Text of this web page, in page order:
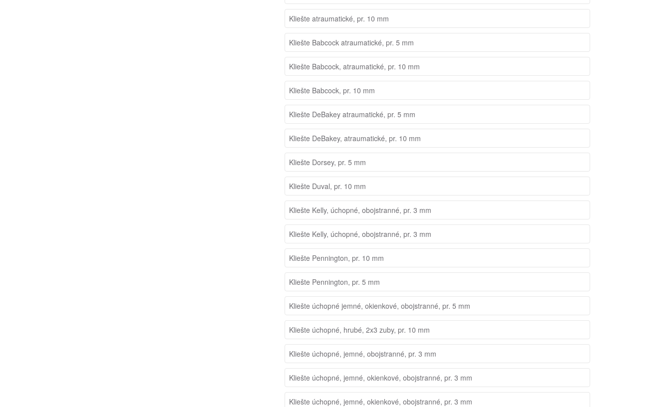
Kliešte atraumatické, pr. 10 mm
Kliešte Babcock atraumatické, pr. 5 mm
Kliešte Babcock, atraumatické, pr. 10 mm
Kliešte Babcock, pr. 10 mm
Kliešte DeBakey atraumatické, pr. 5 mm
Kliešte DeBakey, atraumatické, pr. 10 mm
Kliešte Dorsey, pr. 5 mm
Kliešte Duval, pr. 10 mm
Kliešte Kelly, úchopné, obojstranné, pr. 3 mm
Kliešte Kelly, úchopné, obojstranné, pr. 3 mm
Kliešte Pennington, pr. 10 mm
Kliešte Pennington, pr. 5 mm
Kliešte úchopné jemné, okienkové, obojstranné, pr. 5 mm
Kliešte úchopné, hrubé, 2x3 zuby, pr. 10 mm
Kliešte úchopné, jemné, obojstranné, pr. 3 mm
Kliešte úchopné, jemné, okienkové, obojstranné, pr. 3 mm
Kliešte úchopné, jemné, okienkové, obojstranné, pr. 3 mm